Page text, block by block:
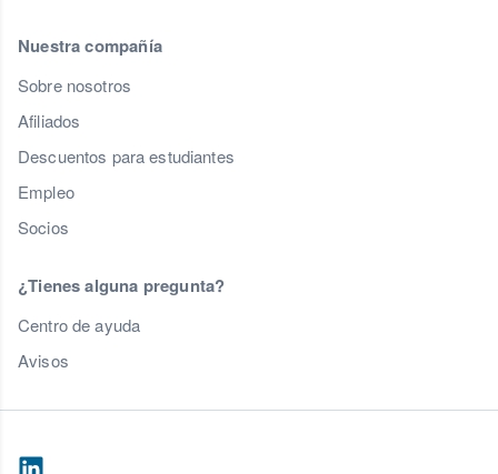
Nuestra compañía
Sobre nosotros
Afiliados
Descuentos para estudiantes
Empleo
Socios
¿Tienes alguna pregunta?
Centro de ayuda
Avisos